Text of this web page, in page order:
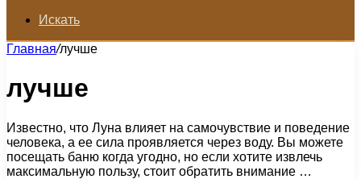
Искать
Главная/лучше
лучше
Известно, что Луна влияет на самочувствие и поведение
человека, а ее сила проявляется через воду. Вы можете
посещать баню когда угодно, но если хотите извлечь
максимальную пользу, стоит обратить внимание …